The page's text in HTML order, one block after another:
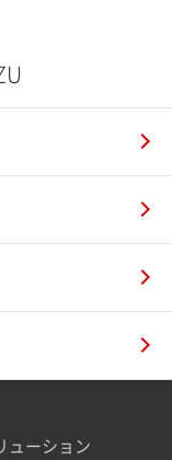
ューション